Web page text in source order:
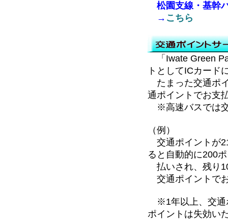
松園支線・基幹
→ こちら
「Iwate Green
トとしてICカード
たまった交通ポ
通ポイントでお支
※高速バスでは
（例）
交通ポイントが
ると自動的に200
払いされ、残り
交通ポイントで
※1年以上、交通
ポイントは失効い